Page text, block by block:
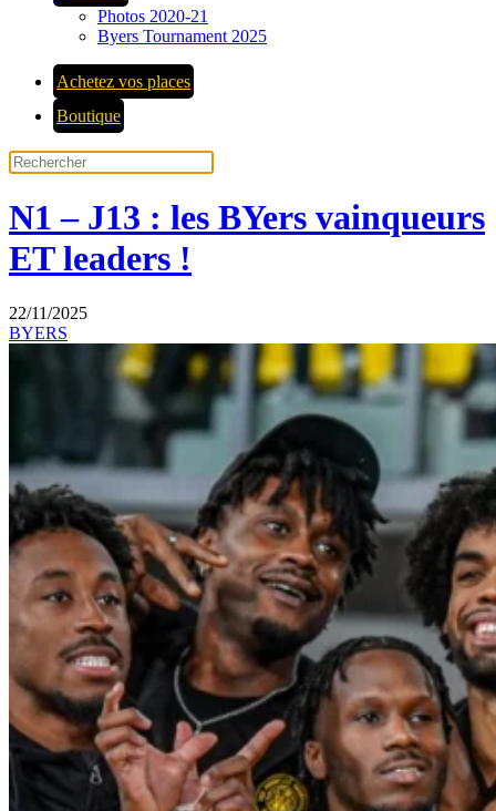
Photos 2020-21
Byers Tournament 2025
Achetez vos places
Boutique
N1 – J13 : les BYers vainqueurs
ET leaders !
22/11/2025
BYERS